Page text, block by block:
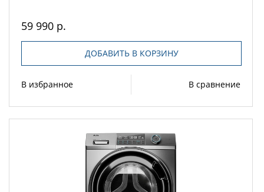
59 990 р.
ДОБАВИТЬ В КОРЗИНУ
В избранное В сравнение